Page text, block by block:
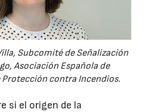
Subcomité de Señalización
Asociación Española de
Protección contra Incendios.
si el origen de la